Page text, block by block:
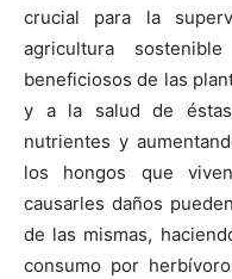
crucial para la
agricultura
beneficiosos de las
y a la salud de
nutrientes y
los hongos que
causarles daños
de las mismas,
consumo por